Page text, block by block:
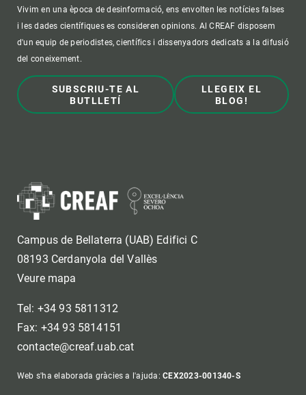
Vivim en una època de desinformació, ens envolten les notícies falses
i les dades científiques es consideren opinions. Al CREAF disposem
d'un equip de periodistes, científics i dissenyadors dedicats a la difusió
del coneixement.
SUBSCRIU-TE AL
BUTLLETÍ
LLEGEIX EL
BLOG!
Campus de Bellaterra (UAB) Edifici C
08193 Cerdanyola del Vallès
Veure mapa
Tel: +34 93 5811312
Fax: +34 93 5814151
contacte@creaf.uab.cat
Web s'ha elaborada gràcies a l'ajuda:CEX2023-001340-S